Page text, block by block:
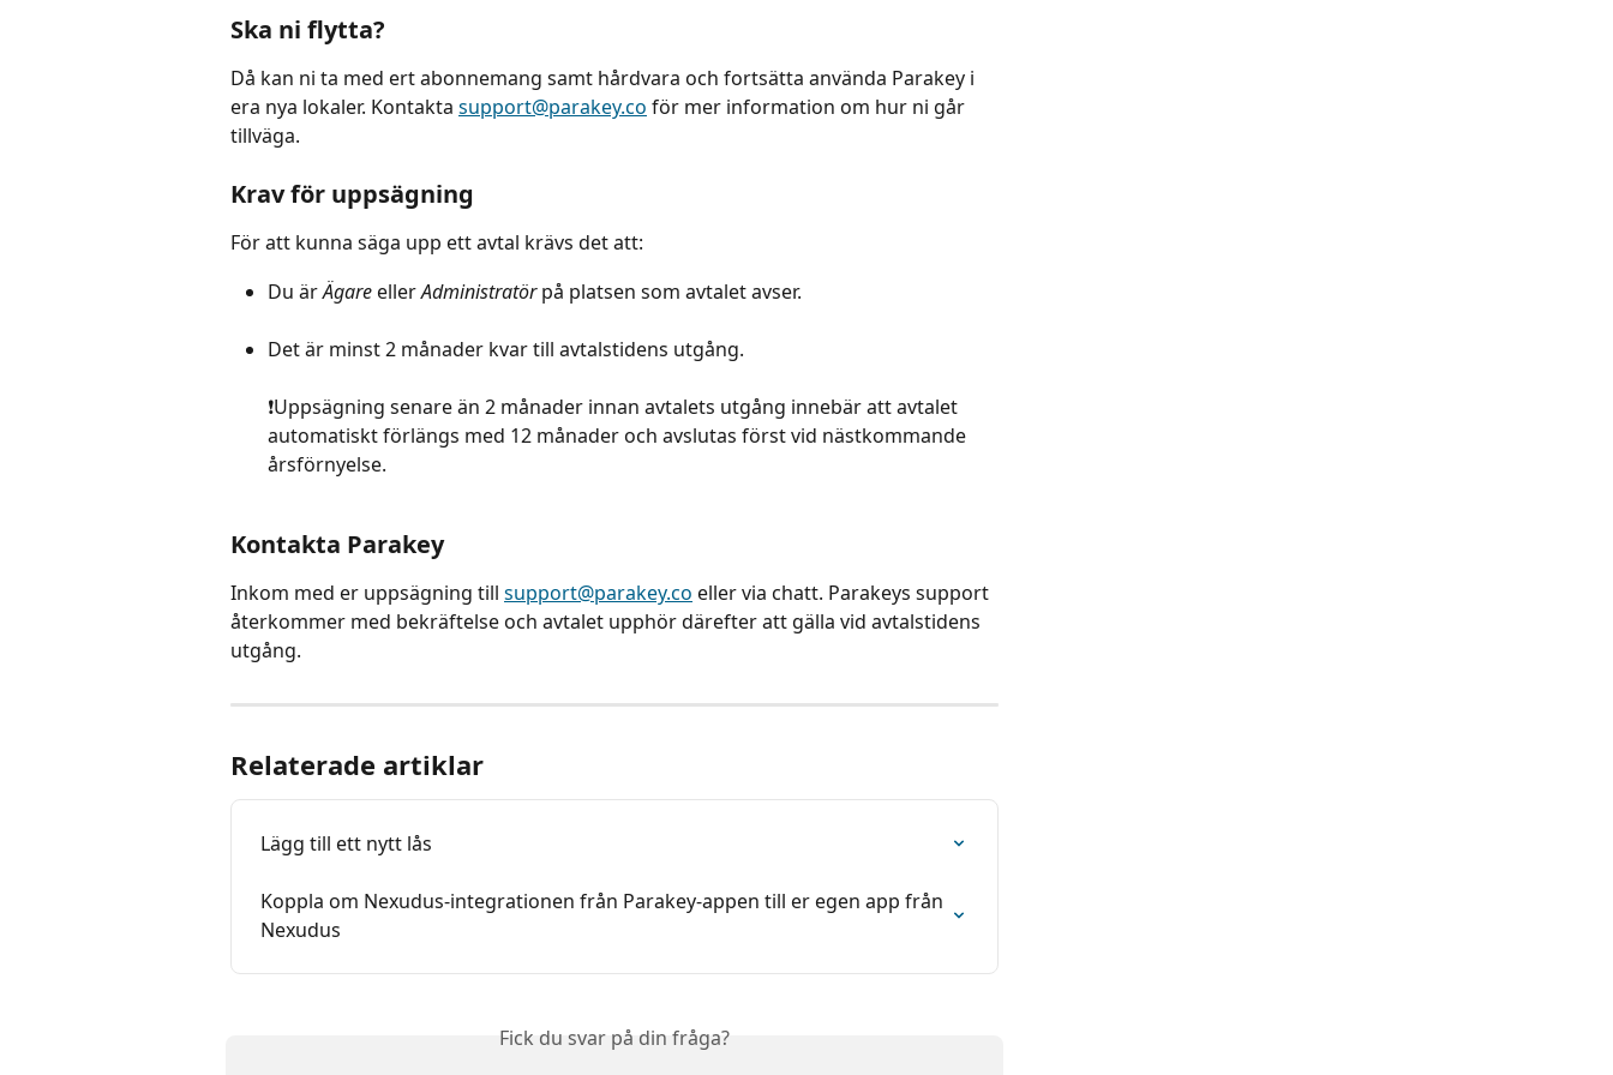
Ska ni flytta?
Då kan ni ta med ert abonnemang samt hårdvara och fortsätta använda Parakey i
era nya lokaler. Kontakta support@parakey.co för mer information om hur ni går
tillväga.
Krav för uppsägning
För att kunna säga upp ett avtal krävs det att:
Du är Ägare eller Administratör på platsen som avtalet avser.
Det är minst 2 månader kvar till avtalstidens utgång.
❗️Uppsägning senare än 2 månader innan avtalets utgång innebär att avtalet
automatiskt förlängs med 12 månader och avslutas först vid nästkommande
årsförnyelse.
Kontakta Parakey
Inkom med er uppsägning till support@parakey.co eller via chatt. Parakeys support
återkommer med bekräftelse och avtalet upphör därefter att gälla vid avtalstidens
utgång.
Relaterade artiklar
Lägg till ett nytt lås
Koppla om Nexudus-integrationen från Parakey-appen till er egen app från
Nexudus
Fick du svar på din fråga?